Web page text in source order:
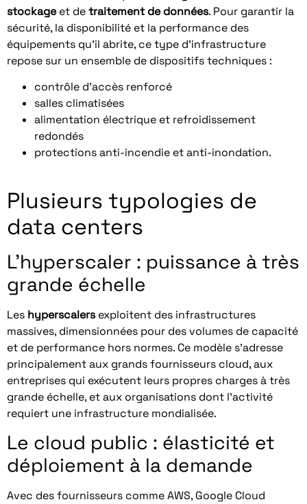
stockageet detraitement de données. Pour garantir la
sécurité, la disponibilité et la performance des
équipements qu’il abrite, ce type d’infrastructure
repose sur un ensemble de dispositifs techniques :
contrôle d’accès renforcé
salles climatisées
alimentation électrique et refroidissement
redondés
protections anti-incendie et anti-inondation.
Plusieurs typologies de
data centers
L’hyperscaler : puissance à très
grande échelle
Les hyperscalersexploitent des infrastructures
massives, dimensionnées pour des volumes de capacité
et de performance hors normes. Ce modèle s’adresse
principalement aux grands fournisseurs cloud, aux
entreprises qui exécutent leurs propres charges à très
grande échelle, et aux organisations dont l’activité
requiert une infrastructure mondialisée.
Le cloud public : élasticité et
déploiement à la demande
Avec des fournisseurs comme AWS, Google Cloud